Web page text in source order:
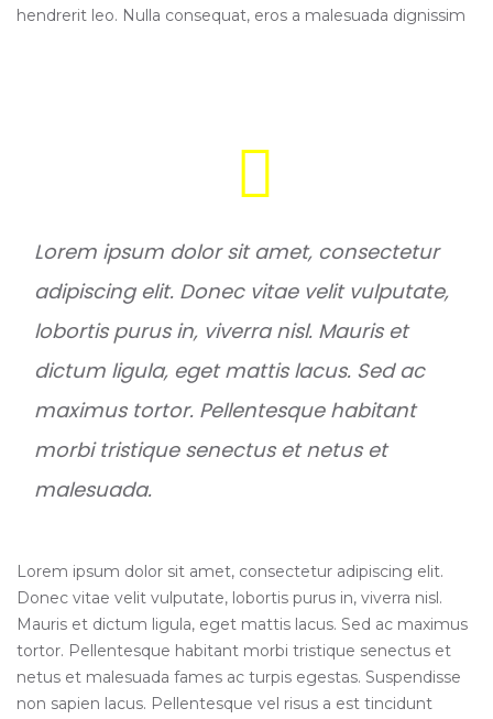
hendrerit leo. Nulla consequat, eros a malesuada dignissim
Lorem ipsum dolor sit amet, consectetur
adipiscing elit. Donec vitae velit vulputate,
lobortis purus in, viverra nisl. Mauris et
dictum ligula, eget mattis lacus. Sed ac
maximus tortor. Pellentesque habitant
morbi tristique senectus et netus et
malesuada.
Lorem ipsum dolor sit amet, consectetur adipiscing elit.
Donec vitae velit vulputate, lobortis purus in, viverra nisl.
Mauris et dictum ligula, eget mattis lacus. Sed ac maximus
tortor. Pellentesque habitant morbi tristique senectus et
netus et malesuada fames ac turpis egestas. Suspendisse
non sapien lacus. Pellentesque vel risus a est tincidunt